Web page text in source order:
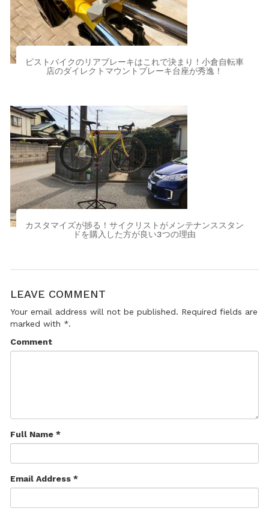
ピストバイクのリアブレーキはこれで決まり！小倉自転車
店のダイレクトマウントブレーキ台座が秀逸！
カスタマイズが捗る！サイクリストがメンテナンススタン
ドを購入した方が良い3つの理由
LEAVE COMMENT
Your email address will not be published. Required fields are
marked with *.
Comment
Full Name *
Email Address *